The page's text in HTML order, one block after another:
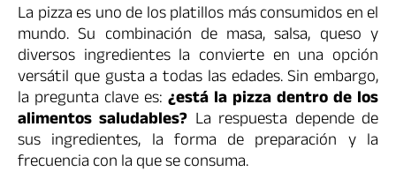
La pizza es uno de los platillos más consumidos en el
mundo. Su combinación de masa, salsa, queso y
diversos ingredientes la convierte en una opción
versátil que gusta a todas las edades. Sin embargo,
la pregunta clave es: ¿está la pizza dentro de los
alimentos saludables? La respuesta depende de
sus ingredientes, la forma de preparación y la
frecuencia con la que se consuma.